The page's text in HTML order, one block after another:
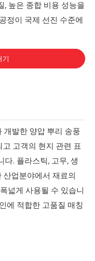
, 높은 종합 비용 성능을
정이 국제 선진 수준에
기
개발한 양압 뿌리 송풍
고객의 현지 관련 표
다. 플라스틱, 고무, 생
산업분야에서 재료의
넓게 사용될 수 있습니
에 적합한 고품질 매칭